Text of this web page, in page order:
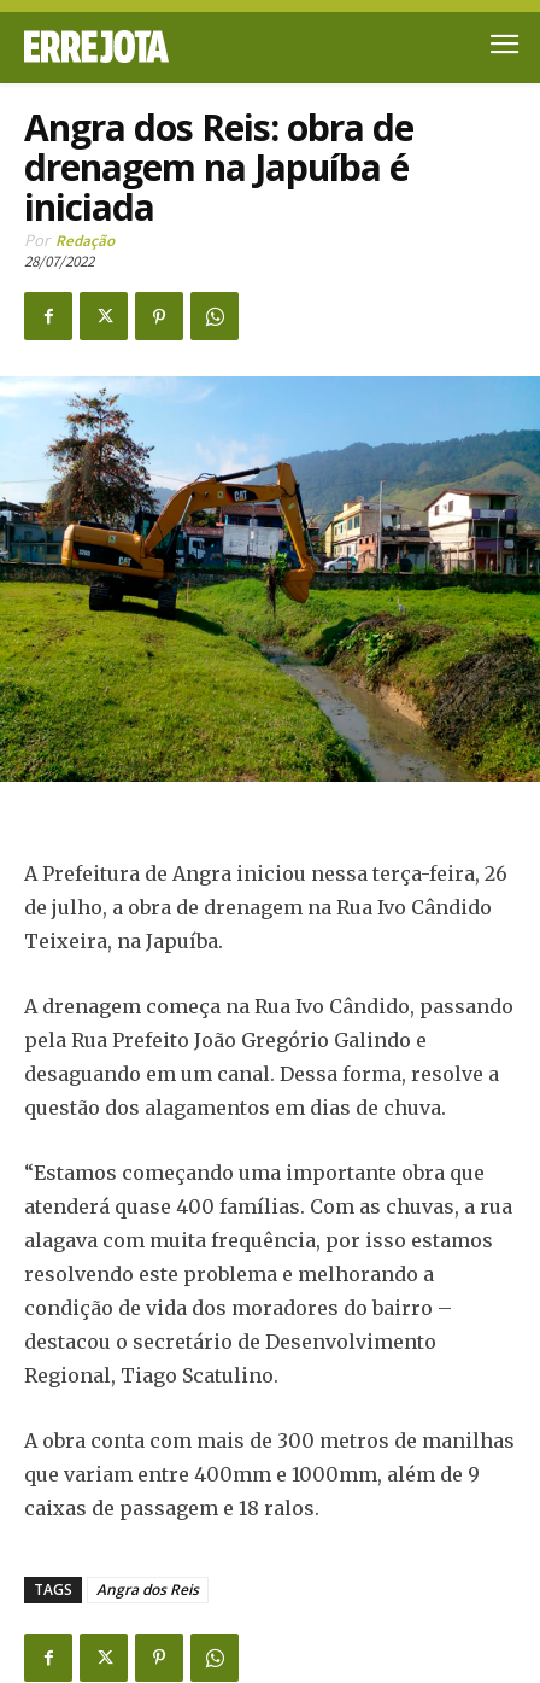
Angra dos Reis: obra de
drenagem na Japuíba é
iniciada
Por Redação
28/07/2022
A Prefeitura de Angra iniciou nessa terça-feira, 26
de julho, a obra de drenagem na Rua Ivo Cândido
Teixeira, na Japuíba.
A drenagem começa na Rua Ivo Cândido, passando
pela Rua Prefeito João Gregório Galindo e
desaguando em um canal. Dessa forma, resolve a
questão dos alagamentos em dias de chuva.
“Estamos começando uma importante obra que
atenderá quase 400 famílias. Com as chuvas, a rua
alagava com muita frequência, por isso estamos
resolvendo este problema e melhorando a
condição de vida dos moradores do bairro –
destacou o secretário de Desenvolvimento
Regional, Tiago Scatulino.
A obra conta com mais de 300 metros de manilhas
que variam entre 400mm e 1000mm, além de 9
caixas de passagem e 18 ralos.
TAGS Angra dos Reis